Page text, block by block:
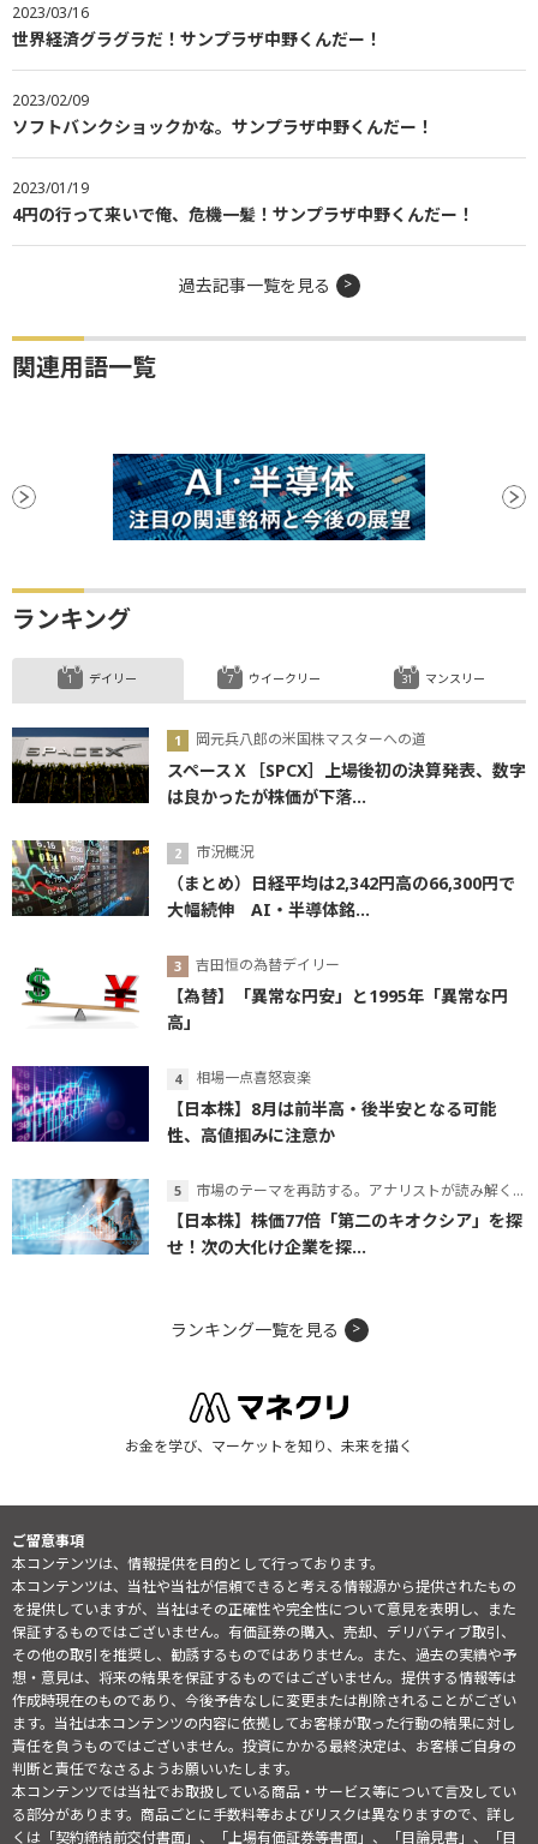
2023/03/16
世界経済グラグラだ！サンプラザ中野くんだー！
2023/02/09
ソフトバンクショックかな。サンプラザ中野くんだー！
2023/01/19
4円の行って来いで俺、危機一髪！サンプラザ中野くんだー！
過去記事一覧を見る
関連用語一覧
ランキング
デイリー
岡元兵八郎の米国株マスターへの道
スペースＸ［SPCX］上場後初の決算発表、数字
は良かったが株価が下落...
市況概況
（まとめ）日経平均は2,342円高の66,300円で
大幅続伸 AI・半導体銘...
吉田恒の為替デイリー
【為替】「異常な円安」と1995年「異常な円
高」
相場一点喜怒哀楽
【日本株】8月は前半高・後半安となる可能
性、高値掴みに注意か
市場のテーマを再訪する。アナリストが読み解くテーマの本質
【日本株】株価77倍「第二のキオクシア」を探
せ！次の大化け企業を探...
ウイークリー マンスリー
ランキング一覧を見る
お金を学び、マーケットを知り、未来を描く
ご留意事項
本コンテンツは、情報提供を目的として行っております。
本コンテンツは、当社や当社が信頼できると考える情報源から提供されたもの
を提供していますが、当社はその正確性や完全性について意見を表明し、また
保証するものではございません。有価証券の購入、売却、デリバティブ取引、
その他の取引を推奨し、勧誘するものではありません。また、過去の実績や予
想・意見は、将来の結果を保証するものではございません。提供する情報等は
作成時現在のものであり、今後予告なしに変更または削除されることがござい
ます。当社は本コンテンツの内容に依拠してお客様が取った行動の結果に対し
責任を負うものではございません。投資にかかる最終決定は、お客様ご自身の
判断と責任でなさるようお願いいたします。
本コンテンツでは当社でお取扱している商品・サービス等について言及してい
る部分があります。商品ごとに手数料等およびリスクは異なりますので、詳し
くは「契約締結前交付書面」、「上場有価証券等書面」、「目論見書」、「目